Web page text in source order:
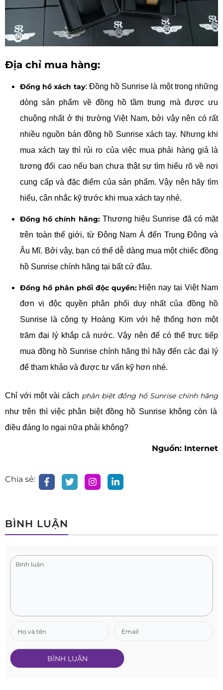
Địa chỉ mua hàng:
Đồng hồ xách tay: Đồng hồ Sunrise là một trong những
dòng sản phẩm về đồng hồ tầm trung mà được ưu
chuộng nhất ở thị trường Việt Nam, bởi vậy nên có rất
nhiều nguồn bán đồng hồ Sunrise xách tay. Nhưng khi
mua xách tay thì rủi ro của việc mua phải hàng giả là
tương đối cao nếu bạn chưa thật sự tìm hiểu rõ về nơi
cung cấp và đặc điểm của sản phẩm. Vậy nên hãy tìm
hiểu, cân nhắc kỹ trước khi mua xách tay nhé.
Đồng hồ chính hãng:Thương hiệu Sunrise đã có mặt
trên toàn thế giới, từ Đông Nam Á đến Trung Đông và
Âu Mĩ. Bởi vậy, bạn có thể dễ dàng mua một chiếc đồng
hồ Sunrise chính hãng tại bất cứ đâu.
Đồng hồ phân phối độc quyền: Hiện nay tại Việt Nam
đơn vị độc quyền phân phối duy nhất của đồng hồ
Sunrise là công ty Hoàng Kim với hệ thống hơn một
trăm đại lý khắp cả nước. Vậy nên để có thể trực tiếp
mua đồng hồ Sunrise chính hãng thì hãy đến các đại lý
để tham khảo và được tư vấn kỹ hơn nhé.
Chỉ với một vài cách phân biệt đồng hồ Sunrise chính hãng
như trên thì việc phân biệt đồng hồ Sunrise không còn là
điều đáng lo ngại nữa phải không?
Nguồn: Internet
Chia sẻ:
BÌNH LUẬN